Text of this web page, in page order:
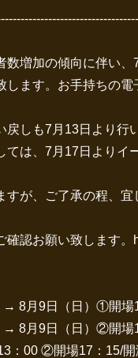
増加の傾向に伴い
ます。お手持ちの
しも7月13日より行
は、7月17日よりイ
が、ご了承の程、宜
認お願い致します
→ 8月9日（日）①開場
→ 8月9日（日）②開場
：00 ②開場17：15/開